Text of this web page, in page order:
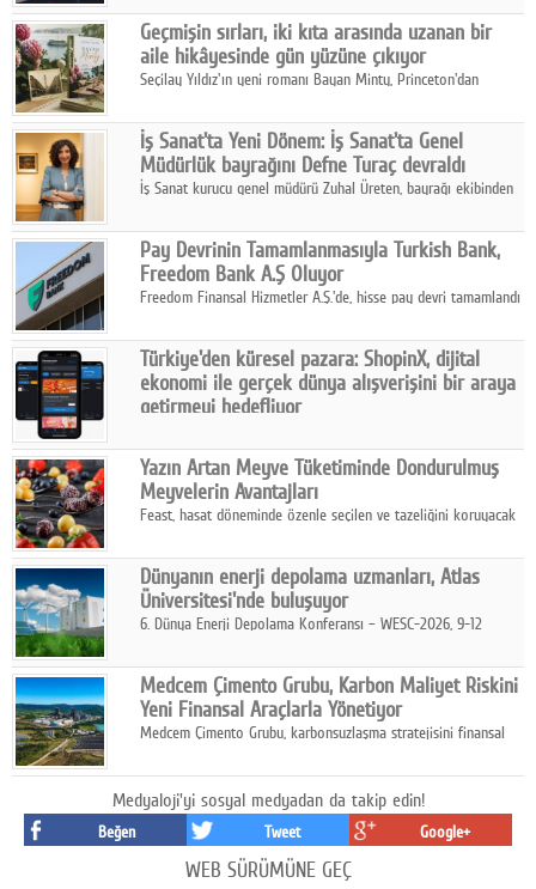
biri konumunda.
Geçmişin sırları, iki kıta arasında uzanan bir
aile hikâyesinde gün yüzüne çıkıyor
Seçilay Yıldız'ın yeni romanı Bayan Minty, Princeton'dan
katmanlı bir aile hikâyesi anlatıyor.
İş Sanat'ta Yeni Dönem: İş Sanat'ta Genel
Müdürlük bayrağını Defne Turaç devraldı
İş Sanat kurucu genel müdürü Zuhal Üreten, bayrağı ekibinden
Pay Devrinin Tamamlanmasıyla Turkish Bank,
Freedom Bank A.Ş Oluyor
Freedom Finansal Hizmetler A.Ş.'de, hisse pay devri tamamlandı
Turkish Bank'ın ticaret unvanının “Freedom Bank A.Ş.” olmasına
karar verildi.
Türkiye'den küresel pazara: ShopinX, dijital
ekonomi ile gerçek dünya alışverişini bir araya
getirmeyi hedefliyor
ekonomi ile gerçek dünya alışveriş deneyimi arasında köprü
kurmayı hedefleyen vizyonuyla uluslararası pazarlara açılıyor.
Yazın Artan Meyve Tüketiminde Dondurulmuş
Meyvelerin Avantajları
Feast, hasat döneminde özenle seçilen ve tazeliğini koruyacak
pratik, güvenilir ve lezzetli bir alternatif sunuyor.
Dünyanın enerji depolama uzmanları, Atlas
Üniversitesi'nde buluşuyor
6. Dünya Enerji Depolama Konferansı – WESC-2026, 9-12
sahipliğinde gerçekleştirilecek.
Medcem Çimento Grubu, Karbon Maliyet Riskini
Yeni Finansal Araçlarla Yönetiyor
Medcem Çimento Grubu, karbonsuzlaşma stratejisini finansal
Medyaloji'yi sosyal medyadan da takip edin!
Beğen Tweet Google+
WEB SÜRÜMÜNE GEÇ